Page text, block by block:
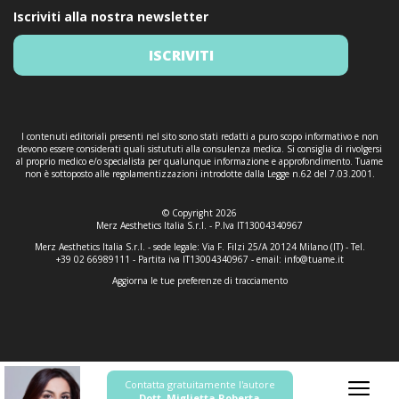
Iscriviti alla nostra newsletter
ISCRIVITI
I contenuti editoriali presenti nel sito sono stati redatti a puro scopo informativo e non
devono essere considerati quali sistututi alla consulenza medica. Si consiglia di rivolgersi
al proprio medico e/o specialista per qualunque informazione e approfondimento. Tuame
non è sottoposto alle regolamentizzazioni introdotte dalla Legge n.62 del 7.03.2001.
© Copyright 2026
Merz Aesthetics Italia S.r.l. - P.Iva IT13004340967
Merz Aesthetics Italia S.r.l. - sede legale: Via F. Filzi 25/A 20124 Milano (IT) - Tel.
+39 02 66989111 - Partita iva IT13004340967 - email: info@tuame.it
Aggiorna le tue preferenze di tracciamento
Contatta gratuitamente l'autore